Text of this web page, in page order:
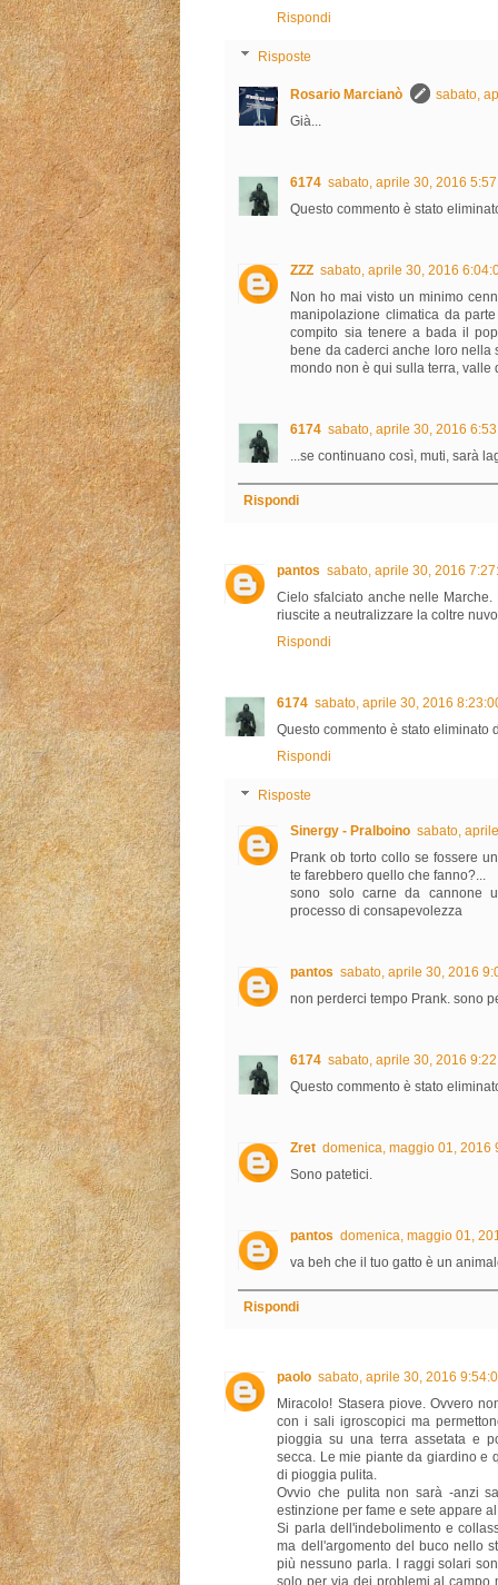
Rispondi
Risposte
Rosario Marcianò
sabato,
Già...
6174 sabato, aprile 30, 2016
Questo commento è stato
ZZZ sabato, aprile 30, 2016
Non ho mai visto un minimo
manipolazione climatica da
compito sia tenere a bada il
bene da caderci anche loro nella
mondo non è qui sulla terra, valle
6174 sabato, aprile 30, 2016
...se continuano così, muti, sarà
Rispondi
pantos sabato, aprile 30, 2016
Cielo sfalciato anche nelle
riuscite a neutralizzare la coltre
Rispondi
6174 sabato, aprile 30, 2016
Questo commento è stato eliminato
Rispondi
Risposte
Sinergy - Pralboino sabato,
Prank ob torto collo se fossere
te farebbero quello che fanno?...
sono solo carne da cannone
processo di consapevolezza
pantos sabato, aprile 30, 2016
non perderci tempo Prank. sono
6174 sabato, aprile 30, 2016
Questo commento è stato
Zret domenica, maggio 01, 2016
Sono patetici.
pantos domenica, maggio 01,
va beh che il tuo gatto è un
Rispondi
paolo sabato, aprile 30, 2016
Miracolo! Stasera piove. Ovvero
con i sali igroscopici ma
pioggia su una terra assetata e
secca. Le mie piante da giardino e
di pioggia pulita.
Ovvio che pulita non sarà -anzi
estinzione per fame e sete appare
Si parla dell'indebolimento e
ma dell'argomento del buco nello
più nessuno parla. I raggi solari
solo per via dei problemi al campo